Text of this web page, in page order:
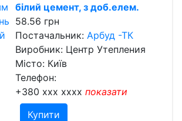
білий цемент, з доб.елем.
58.56 грн
Постачальник: Арбуд -ТК
Виробник: Центр Утепления
Місто: Київ
Телефон:
+380 xxx xxxx показати
Купити